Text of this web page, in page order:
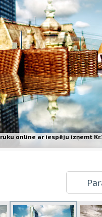
online ar iespēju izņemt